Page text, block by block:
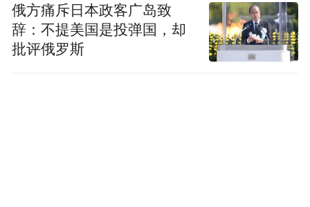
俄方痛斥日本政客广岛致
辞：不提美国是投弹国，却
批评俄罗斯